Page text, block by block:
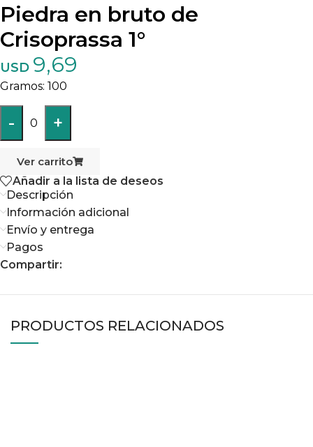
Piedra en bruto de
Crisoprassa 1°
USD 9,69
100
- 0 +
Ver carrito
Añadir a la lista de deseos
Descripción
Información adicional
Envío y entrega
Pagos
Compartir:
PRODUCTOS RELACIONADOS